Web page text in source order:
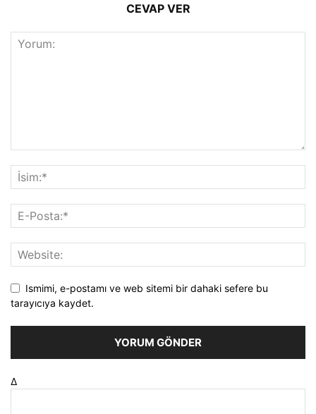
CEVAP VER
Ismimi, e-postamı ve web sitemi bir dahaki sefere bu
tarayıcıya kaydet.
Δ